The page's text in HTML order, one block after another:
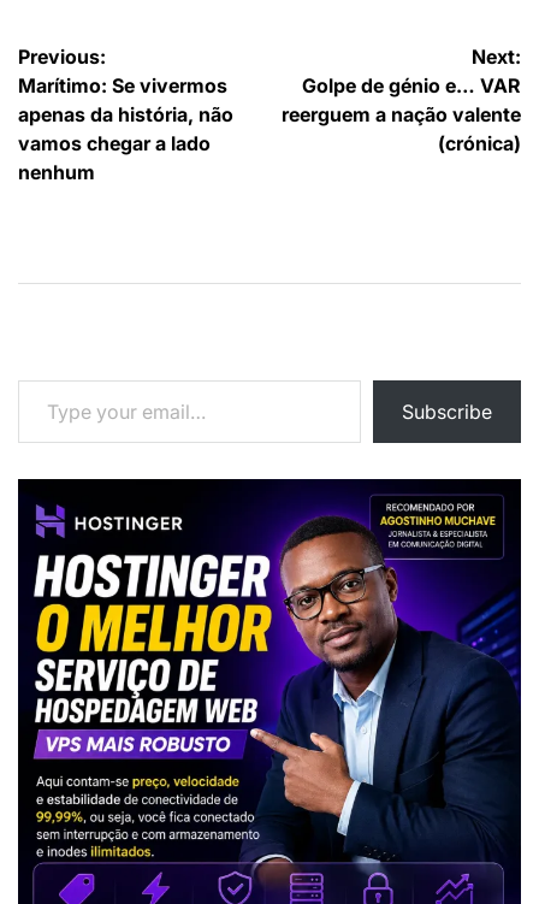
Navegação
de
artigos
Previous:
Marítimo: Se vivermos
apenas da história, não
vamos chegar a lado
nenhum
Next:
Golpe de génio e… VAR
reerguem a nação valente
(crónica)
Type your email…
Subscribe